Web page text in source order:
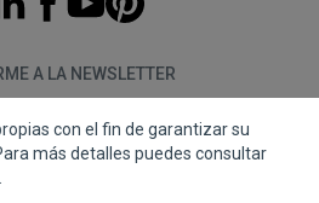
A LA NEWSLETTER
con el fin de garantizar su
más detalles puedes consultar